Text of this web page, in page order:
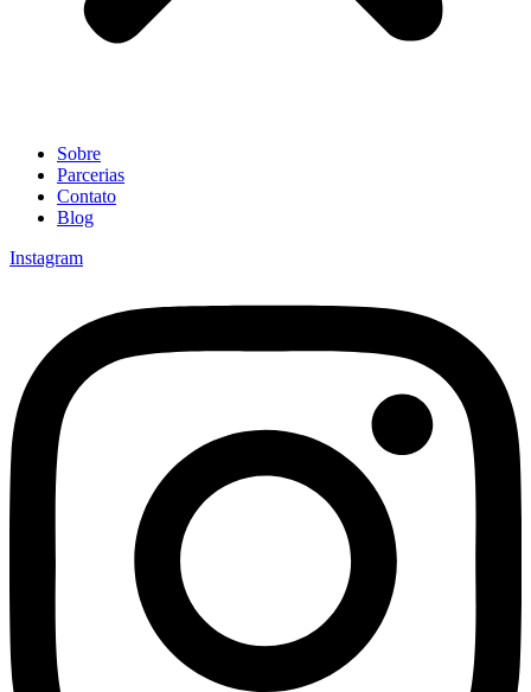
Sobre
Parcerias
Contato
Blog
Instagram